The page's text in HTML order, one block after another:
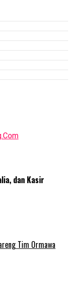
dan Kasir
Tim Ormawa